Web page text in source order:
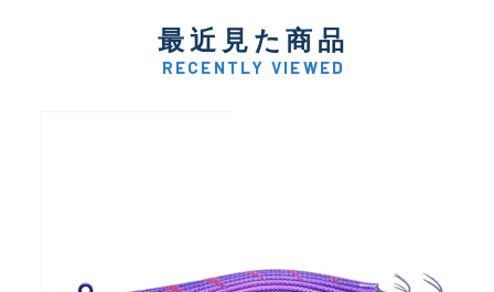
最近見た商品
RECENTLY VIEWED